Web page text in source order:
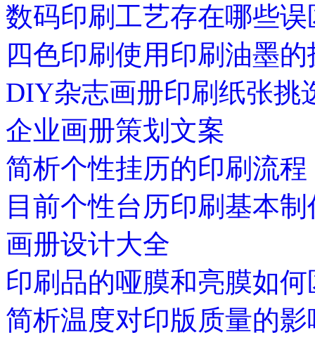
数码印刷工艺存在哪些误
四色印刷使用印刷油墨的
DIY杂志画册印刷纸张挑
企业画册策划文案
简析个性挂历的印刷流程
目前个性台历印刷基本
画册设计大全
印刷品的哑膜和亮膜如何
简析温度对印版质量的影